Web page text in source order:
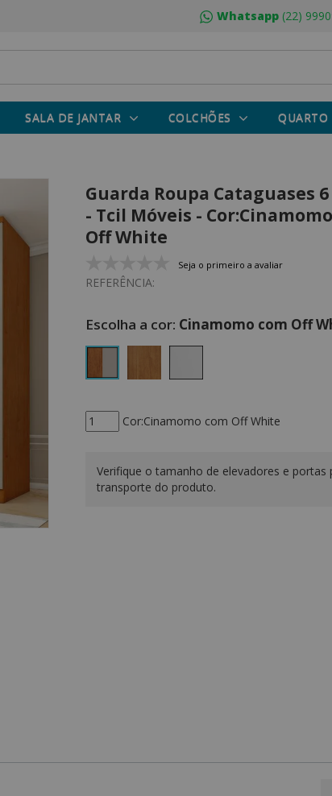
Whatsapp(22)
SALA DE JANTAR COLCHÕES QUARTO
Guarda Roupa Cataguases
- Tcil Móveis -
Off White
Seja o primeiro a avaliar
REFERÊNCIA:
Cinamomo com Off
Cor:Cinamomo com Off White
Verifique o tamanho de elevadores e portas
transporte do produto.